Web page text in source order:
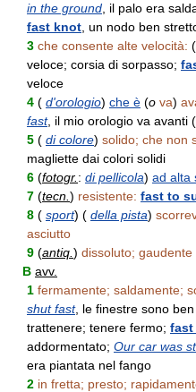
in the ground , il palo era
fast knot , un nodo ben
3 che consente alte velocità: (
veloce; corsia di sorpasso;
veloce
4 ( d'orologio) che è (o va)
fast, il mio orologio va avanti
5 ( di colore) solido; che non
magliette dai colori solidi
6 (fotogr. : di pellicola) ad alta
7 (tecn. ) resistente: fast to
8 ( sport) ( della pista)
asciutto
9 (antiq. ) dissoluto; gaudente
B avv.
1 fermamente; saldamente;
shut fast, le finestre sono
trattenere; tenere fermo; fast
addormentato; Our car was
era piantata nel fango
2 in fretta; presto;